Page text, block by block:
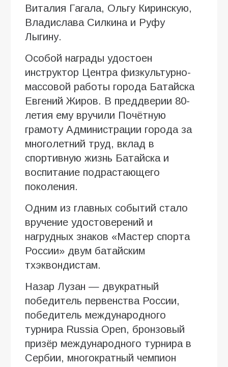
Виталия Гагала, Ольгу Киринскую,
Владислава Силкина и Руфу
Лыгину.
Особой награды удостоен
инструктор Центра физкультурно-
массовой работы города Батайска
Евгений Жиров. В преддверии 80-
летия ему вручили Почётную
грамоту Администрации города за
многолетний труд, вклад в
спортивную жизнь Батайска и
воспитание подрастающего
поколения.
Одним из главных событий стало
вручение удостоверений и
нагрудных знаков «Мастер спорта
России» двум батайским
тхэквондистам.
Назар Лузан — двукратный
победитель первенства России,
победитель международного
турнира Russia Open, бронзовый
призёр международного турнира в
Сербии, многократный чемпион